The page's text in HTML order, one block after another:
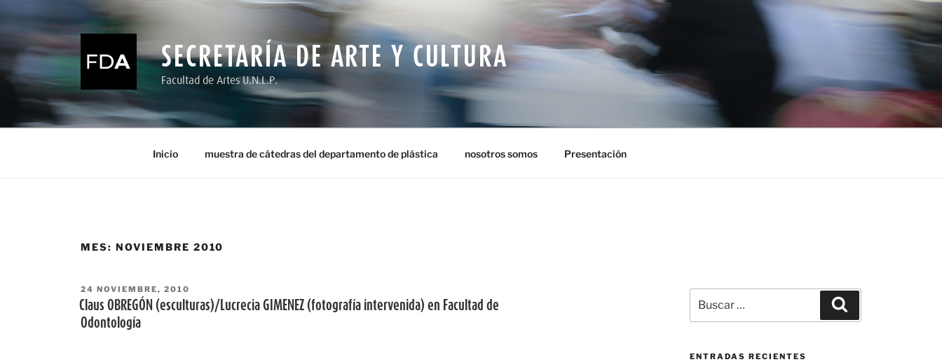
contenido
SECRETARÍA DE ARTE Y CULTURA
Facultad de Artes U.N.L.P.
Inicio muestra de cátedras del departamento de plástica nosotros somos Presentación
MES:NOVIEMBRE 2010
PUBLICADO
EL
24 NOVIEMBRE, 2010
Claus OBREGÓN (esculturas)/Lucrecia GIMENEZ (fotografía intervenida) en Facultad de
Odontología
por:
ENTRADAS RECIENTES